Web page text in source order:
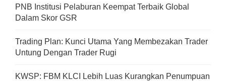
PNB Institusi Pelaburan Keempat Terbaik Global
Dalam Skor GSR
Trading Plan: Kunci Utama Yang Membezakan Trader
Untung Dengan Trader Rugi
KWSP: FBM KLCI Lebih Luas Kurangkan Penumpuan